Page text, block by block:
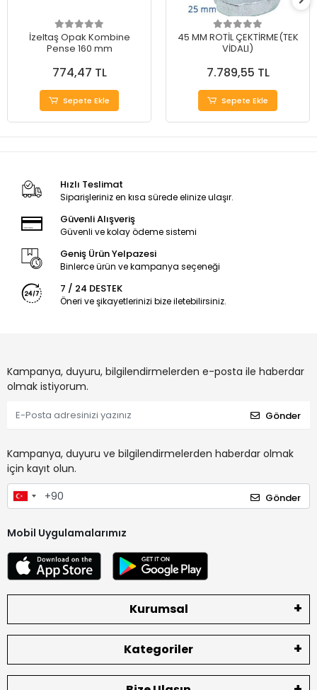
İzeltaş Opak Kombine
Pense 160 mm
774,47 TL
Sepete Ekle
45 MM ROTİL ÇEKTİRME(TEK
VİDALI)
7.789,55 TL
Sepete Ekle
Hızlı Teslimat
Siparişleriniz en kısa sürede elinize ulaşır.
Güvenli Alışveriş
Güvenli ve kolay ödeme sistemi
Geniş Ürün Yelpazesi
Binlerce ürün ve kampanya seçeneği
7 / 24 DESTEK
Öneri ve şikayetlerinizi bize iletebilirsiniz.
Kampanya, duyuru, bilgilendirmelerden e-posta ile haberdar
olmak istiyorum.
Gönder
Kampanya, duyuru ve bilgilendirmelerden haberdar olmak
için kayıt olun.
Gönder
Mobil Uygulamalarımız
Kurumsal
Kategoriler